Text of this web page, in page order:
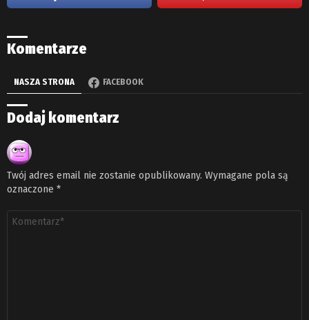
Komentarze
NASZA STRONA FACEBOOK
Dodaj komentarz
Twój adres email nie zostanie opublikowany. Wymagane pola są
oznaczone *